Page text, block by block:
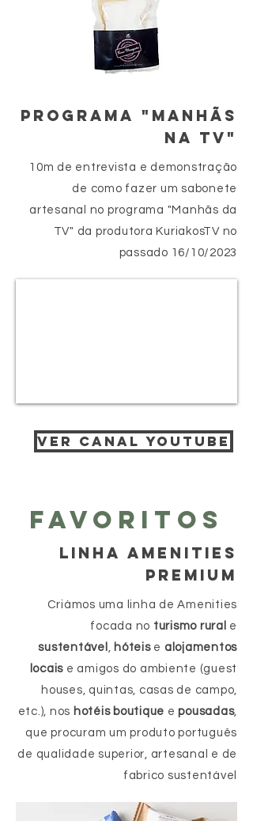
programa "Manhãs
na TV"
10m de entrevista e demonstração
de como fazer um sabonete
artesanal no programa "Manhãs da
TV" da produtora KuriakosTV no
passado 16/10/2023
Ver Canal YouTube
FAVORITOS
LINHA AMENITIES
PREMIUM
Criámos uma linha de Amenities
focada no turismo rural e
sustentável , hóteis e alojamentos
locais e amigos do ambiente (guest
houses, quintas, casas de campo,
etc.), nos hotéis boutique epousadas,
que procuram um produto português
de qualidade superior, artesanal e de
fabrico sustentável